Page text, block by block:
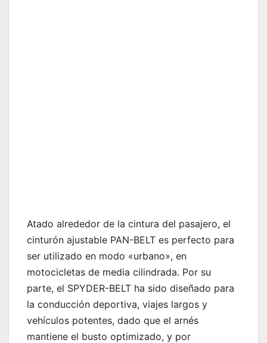
Atado alrededor de la cintura del pasajero, el
cinturón ajustable PAN-BELT es perfecto para
ser utilizado en modo «urbano», en
motocicletas de media cilindrada. Por su
parte, el SPYDER-BELT ha sido diseñado para
la conducción deportiva, viajes largos y
vehículos potentes, dado que el arnés
mantiene el busto optimizado, y por